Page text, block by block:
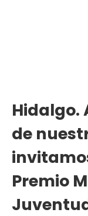
Hidalgo.
de
Premio